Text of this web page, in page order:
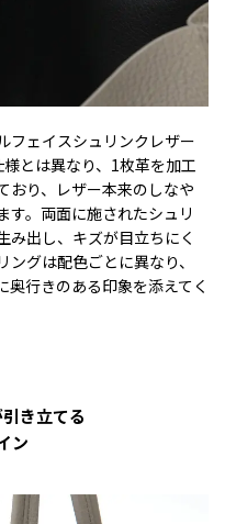
フェイスシュリンクレザー
とは異なり、1枚革を加工
おり、レザー本来のしなや
す。両面に施されたシュリ
み出し、キズが目立ちにく
グは配色ごとに異なり、
奥行きのある印象を添えてく
き立てる
ン